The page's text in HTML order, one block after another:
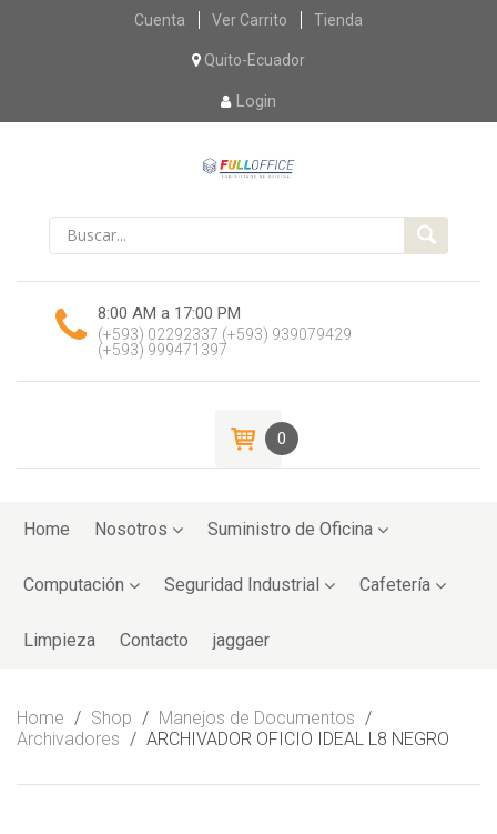
Skip
content
Cuenta Ver Carrito Tienda
Quito-Ecuador
Login
8:00 AM a 17:00 PM
(+593) 02292337 (+593) 939079429
(+593) 999471397
0
toHome Nosotros Suministro de Oficina
Computación Seguridad Industrial Cafetería
Limpieza Contacto jaggaer
Home / Shop / Manejos de Documentos /
Archivadores / ARCHIVADOR OFICIO IDEAL L8 NEGRO